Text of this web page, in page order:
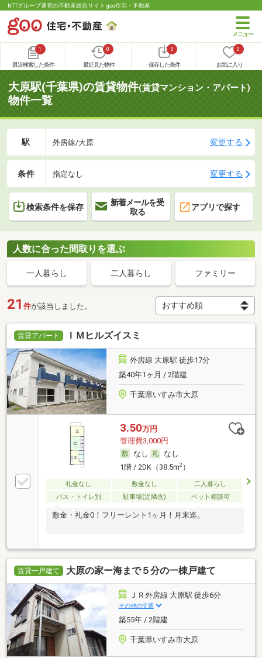
NTTグループ運営の不動産総合サイト goo住宅・不動産
1
最近検索した条件
0
最近見た物件
0
保存した条件
0
お気に入り
大原駅(千葉県)の賃貸物件(賃貸マンション・アパート)
物件一覧
駅 外房線/大原 変更する
条件 指定なし 変更する
検索条件を保存
新着メールを受
取る
アプリで探す
人数に合った間取りを選ぶ
一人暮らし 二人暮らし ファミリー
21 件が該当しました。
賃貸アパート ＩＭヒルズイスミ
外房線 大原駅 徒歩17分
築40年1ヶ月 / 2階建
千葉県いすみ市大原
3.50万円
管理費3,000円
なし
なし
1階 / 2DK（38.5m2）
礼金なし 敷金なし
二人暮らし
バス・トイレ別
駐車場(近隣含) ペット相談可
敷金・礼金0！フリーレント1ヶ月！月末迄。
賃貸一戸建て 大原の家ー海まで５分の一棟戸建て
ＪＲ外房線 大原駅 徒歩6分
その他の交通
築55年 / 2階建
千葉県いすみ市大原